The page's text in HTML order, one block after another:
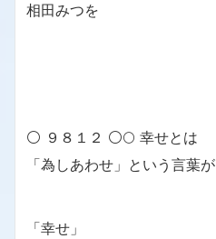
相田みつを
⚪ ９８１２ ⚪🌕 幸せとは
「為しあわせ」という言葉が
「幸せ」